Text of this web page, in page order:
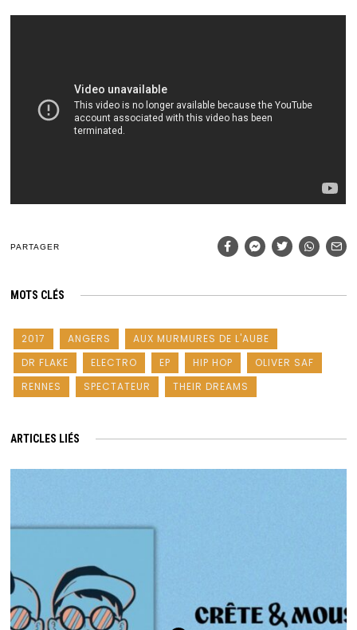
PARTAGER
MOTS CLÉS
2017 ANGERS
AUX MURMURES DE L'AUBE
DR FLAKE
ELECTRO EP HIP HOP
OLIVER SAF
RENNES
SPECTATEUR THEIR DREAMS
ARTICLES LIÉS